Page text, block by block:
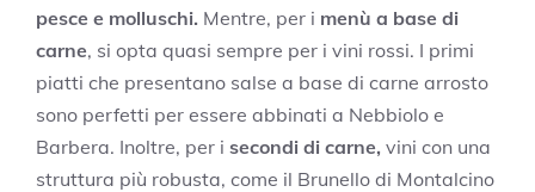
pesce e molluschi. Mentre, per i menù a base di
carne, si opta quasi sempre per i vini rossi. I primi
piatti che presentano salse a base di carne arrosto
sono perfetti per essere abbinati a Nebbiolo e
Barbera. Inoltre, per i secondi di carne, vini con una
struttura più robusta, come il Brunello di Montalcino